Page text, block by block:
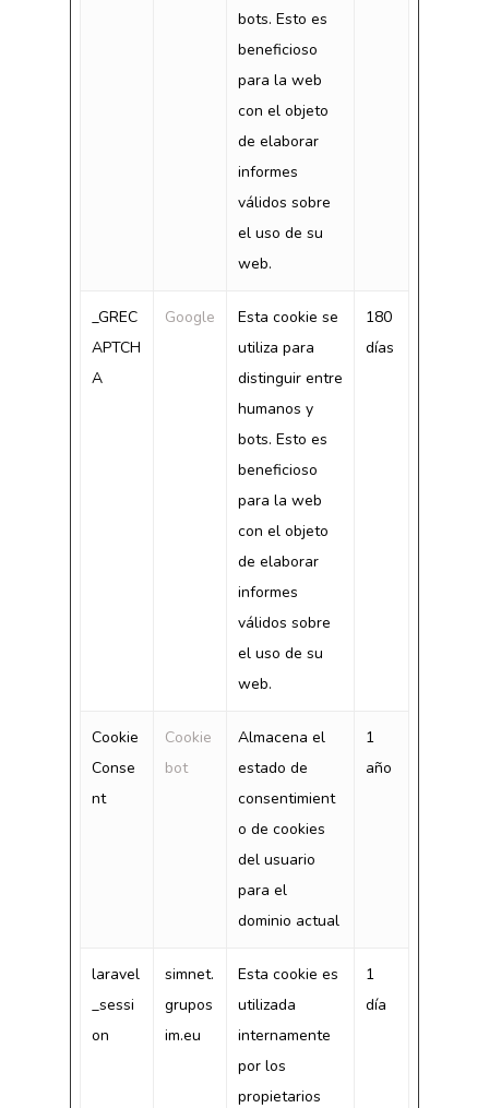
bots. Esto es
beneficioso
para la web
con el objeto
de elaborar
informes
válidos sobre
el uso de su
web.
_GREC
APTCH
A
Google
Esta cookie se
utiliza para
distinguir entre
humanos y
bots. Esto es
beneficioso
para la web
con el objeto
de elaborar
informes
válidos sobre
el uso de su
web.
180
días
Cookie
Conse
nt
Cookie
bot
Almacena el
estado de
consentimient
o de cookies
del usuario
para el
dominio actual
1
año
laravel
_sessi
on
simnet.
grupos
im.eu
Esta cookie es
utilizada
internamente
por los
propietarios
1
día